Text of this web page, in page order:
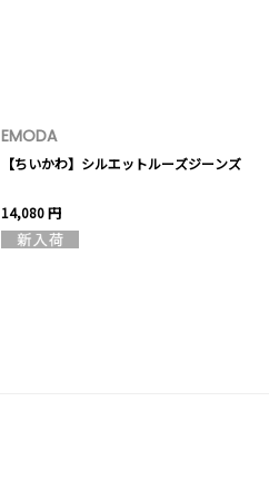
EMODA
【ちいかわ】シルエットルーズジーンズ
14,080 円